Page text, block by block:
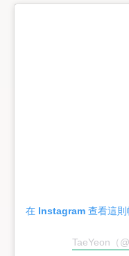
在 Instagram 查看這則
TaeYeon（